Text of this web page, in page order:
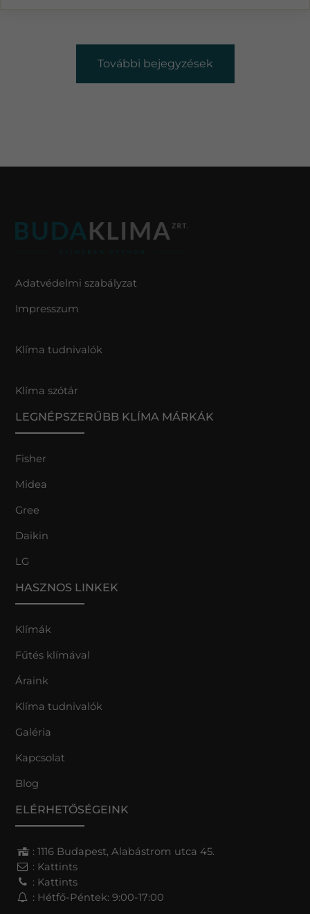
További bejegyzések
Adatvédelmi szabályzat
Impresszum
Klíma tudnivalók
Klíma szótár
LEGNÉPSZERŰBB KLÍMA MÁRKÁK
Fisher
Midea
Gree
Daikin
LG
HASZNOS LINKEK
Klímák
Fűtés klímával
Áraink
Klíma tudnivalók
Galéria
Kapcsolat
Blog
ELÉRHETŐSÉGEINK
: 1116 Budapest, Alabástrom utca 45.
: Kattints
: Kattints
: Hétfő-Péntek: 9:00-17:00